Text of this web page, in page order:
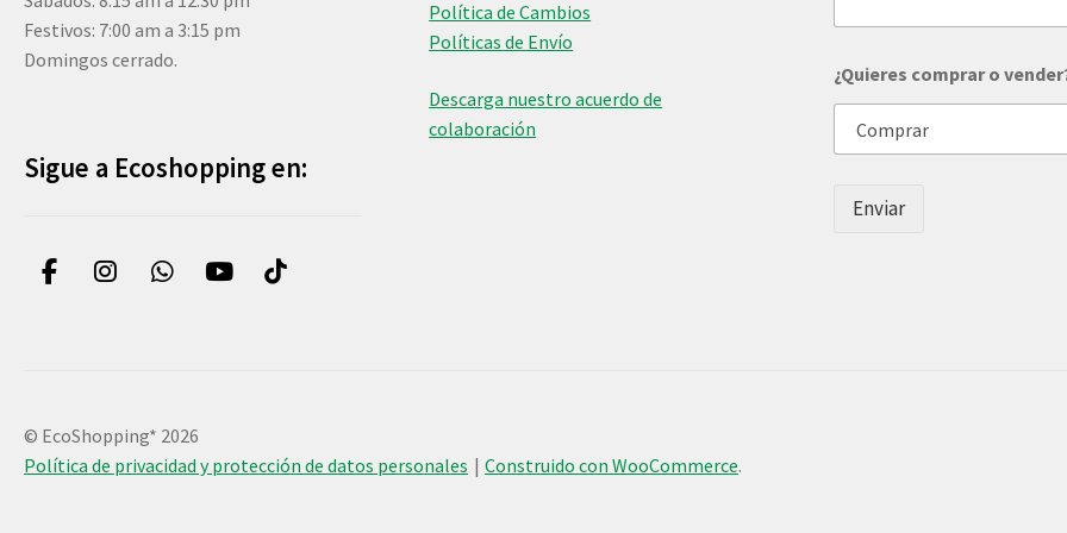
Festivos: 7:00 am a 3:15 pm
Domingos cerrado.
Sigue a Ecoshopping en:
Política de Cambios
Políticas de Envío
Descarga nuestro acuerdo de
colaboración
e
o
¿Quieres comprar o
Enviar
© EcoShopping* 2026
Política de privacidad y protección de datos personales
Construido con WooCommerce.